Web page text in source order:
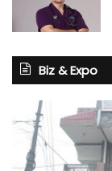
Biz & Expo